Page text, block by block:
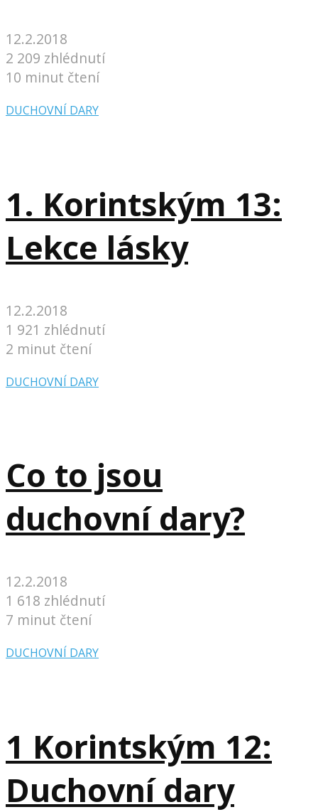
12.2.2018
2 209 zhlédnutí
10 minut čtení
DUCHOVNÍ DARY
1. Korintským 13:
Lekce lásky
12.2.2018
1 921 zhlédnutí
2 minut čtení
DUCHOVNÍ DARY
Co to jsou
duchovní dary?
12.2.2018
1 618 zhlédnutí
7 minut čtení
DUCHOVNÍ DARY
1 Korintským 12:
Duchovní dary